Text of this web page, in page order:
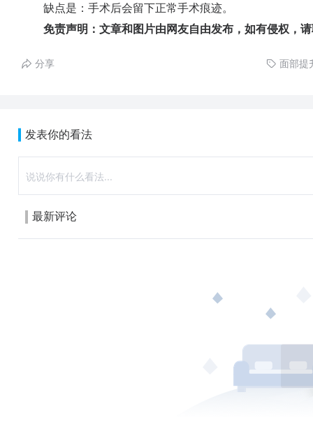
缺点是：手术后会留下正常手术痕迹。
免责声明：文章和图片由网友自由发布，如有侵权，
分享 面部提
发表你的看法
最新评论